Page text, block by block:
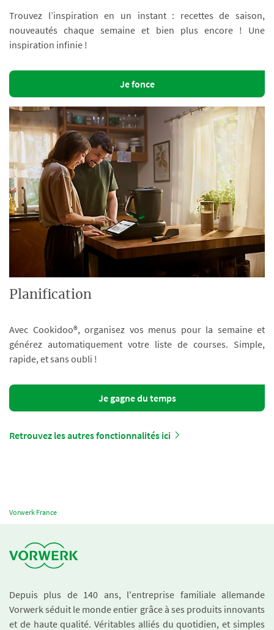
Trouvez l’inspiration en un instant : recettes de saison,
nouveautés chaque semaine et bien plus encore ! Une
inspiration infinie !
Je fonce
Planification
Avec Cookidoo®, organisez vos menus pour la semaine et
générez automatiquement votre liste de courses. Simple,
rapide, et sans oubli !
Je gagne du temps
Retrouvez les autres fonctionnalités ici
Vorwerk France
Depuis plus de 140 ans, l'entreprise familiale allemande
Vorwerk séduit le monde entier grâce à ses produits innovants
et de haute qualité. Véritables alliés du quotidien, et simples